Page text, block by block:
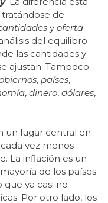
de
y oferta.
del equilibro
las cantidades y
ajustan. Tampoco
, países,
, dinero, dólares,
un lugar central en
vez menos
La inflación es un
de los países
que ya casi no
Por otro lado, los